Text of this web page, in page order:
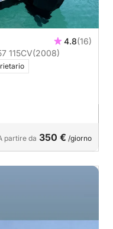
4.8(16)
Barca a motore Zar Formenti Zar 57 115CV(2008)
partire da 350 € /giorno